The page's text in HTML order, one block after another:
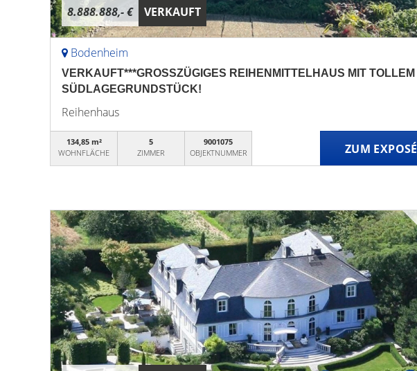
8.888.888,- € VERKAUFT
Bodenheim
VERKAUFT***GROSSZÜGIGES REIHENMITTELHAUS MIT TOLLEM
SÜDLAGEGRUNDSTÜCK!
Reihenhaus
134,85 m²
WOHNFLÄCHE
5
ZIMMER
9001075
OBJEKTNUMMER
ZUM EXPOSÉ